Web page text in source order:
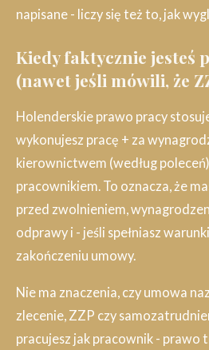
napisane - liczy się też to, jak
Kiedy faktycznie jesteś
(nawet jeśli mówili, że
Holenderskie prawo pracy
wykonujesz pracę + za
kierownictwem (według
pracownikiem. To oznacza, że
przed zwolnieniem,
odprawy i - jeśli spełniasz
zakończeniu umowy.
Nie ma znaczenia, czy umowa
zlecenie, ZZP czy
pracujesz jak pracownik - prawo